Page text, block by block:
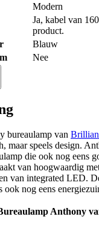
Modern
Ja, kabel van
product.
Blauw
Nee
bureaulamp van
maar speels design.
die ook nog eens
van hoogwaardig
van integrated LED.
nog eens
Anthony